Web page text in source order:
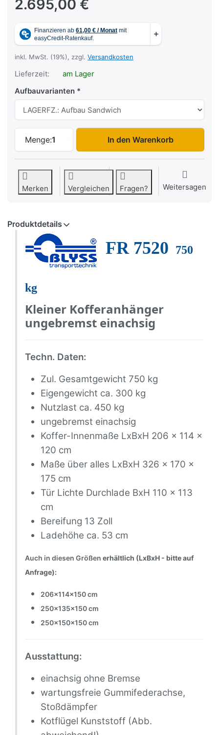
2.695,00 €
inkl. MwSt. (19%), zzgl. Versandkosten
Lieferzeit:
am Lager
Aufbauvarianten
Menge:1
FR 7520 zu 2.695,00 €, Menge 1.
In den Warenkorb
Merken Vergleichen Fragen? Weitersagen
Produktdetails
FR 7520 750
kg
Kleiner Kofferanhänger
ungebremst einachsig
Techn. Daten:
Zul. Gesamtgewicht 750 kg
Eigengewicht ca. 300 kg
Nutzlast ca. 450 kg
ungebremst einachsig
Koffer-Innenmaße LxBxH 206 x 114 x
120 cm
Maße über alles LxBxH 326 x 170 x
175 cm
Tür Lichte Durchlade BxH 110 x 113
cm
Bereifung 13 Zoll
Ladehöhe ca. 53 cm
Auch in diesen Größen erhältlich (LxBxH - bitte auf
Anfrage):
206x114x150 cm
250x135x150 cm
250x150x150 cm
Ausstattung:
einachsig ohne Bremse
wartungsfreie Gummifederachse,
Stoßdämpfer
Kotflügel Kunststoff (Abb.